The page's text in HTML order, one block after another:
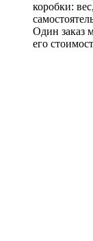
коробки:
Один заказ
его